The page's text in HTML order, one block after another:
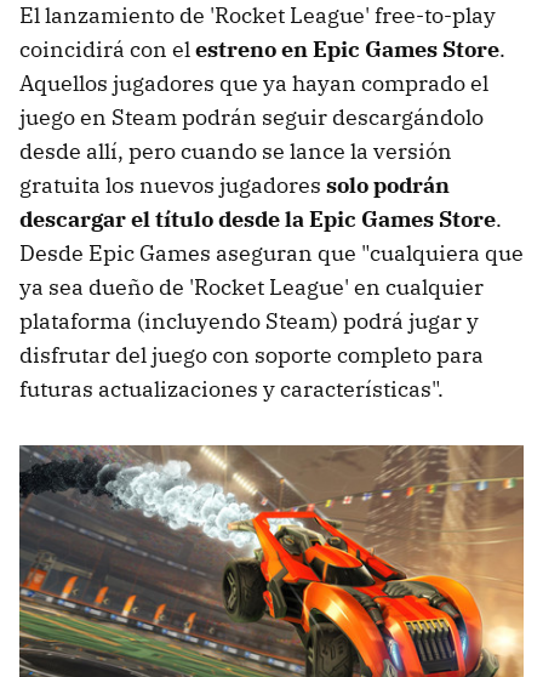
El lanzamiento de 'Rocket League' free-to-play
coincidirá con elestreno en Epic Games Store.
Aquellos jugadores que ya hayan comprado el
juego en Steam podrán seguir descargándolo
desde allí, pero cuando se lance la versión
gratuita los nuevos jugadores solo podrán
descargar el título desde la Epic Games Store.
Desde Epic Games aseguran que "cualquiera que
ya sea dueño de 'Rocket League' en cualquier
plataforma (incluyendo Steam) podrá jugar y
disfrutar del juego con soporte completo para
futuras actualizaciones y características".